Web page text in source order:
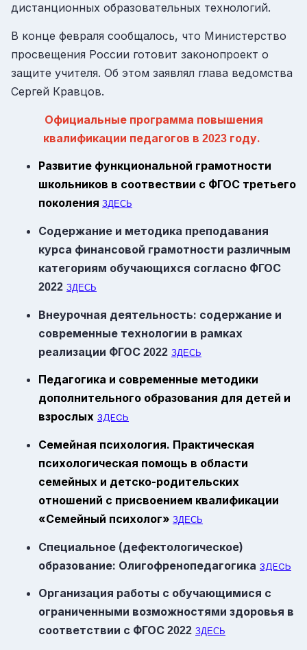
дистанционных образовательных технологий.
В конце февраля сообщалось, что Министерство
просвещения России готовит законопроект о
защите учителя. Об этом заявлял глава ведомства
Сергей Кравцов.
Официальные программа повышения
квалификации педагогов в 2023 году.
Развитие функциональной грамотности
школьников в соотвествии с ФГОС третьего
поколения ЗДЕСЬ
Содержание и методика преподавания
курса финансовой грамотности различным
категориям обучающихся согласно ФГОС
2022 ЗДЕСЬ
Внеурочная деятельность: содержание и
современные технологии в рамках
реализации ФГОС 2022 ЗДЕСЬ
Педагогика и современные методики
дополнительного образования для детей и
взрослых ЗДЕСЬ
Семейная психология. Практическая
психологическая помощь в области
семейных и детско-родительских
отношений с присвоением квалификации
«Семейный психолог» ЗДЕСЬ
Специальное (дефектологическое)
образование: Олигофренопедагогика ЗДЕСЬ
Организация работы с обучающимися с
ограниченными возможностями здоровья в
соответствии с ФГОС 2022 ЗДЕСЬ